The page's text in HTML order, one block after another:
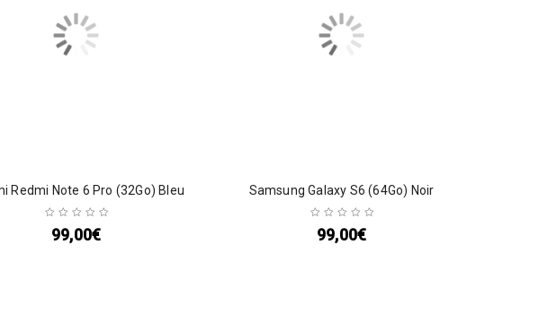
Redmi Note 6 Pro (32Go) Bleu
99,00€
Samsung Galaxy S6 (64Go) Noir
99,00€